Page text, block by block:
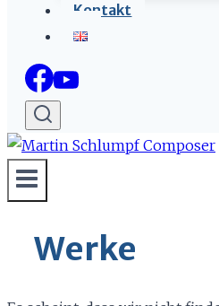
Kontakt
Werke